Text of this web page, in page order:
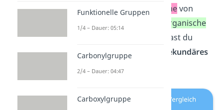
viele derWasserstoffatomevon
Ammoniak (NH
organische
ersetzt werden, hast du
entweder einprimäres
sekundäres
oder
Funktionelle Gruppen
1/4 – Dauer: 05:14
Carbonylgruppe
2/4 – Dauer: 04:47
Carboxylgruppe